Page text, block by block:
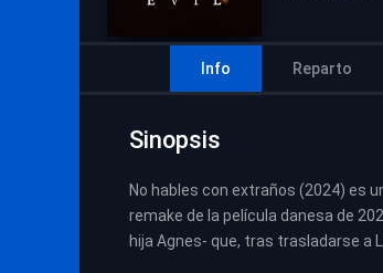
Info Reparto
Sinopsis
No hables con extraños (2024) es
remake de la película danesa de
hija Agnes- que, tras trasladarse a